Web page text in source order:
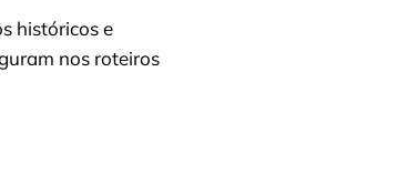
históricos e
nos roteiros